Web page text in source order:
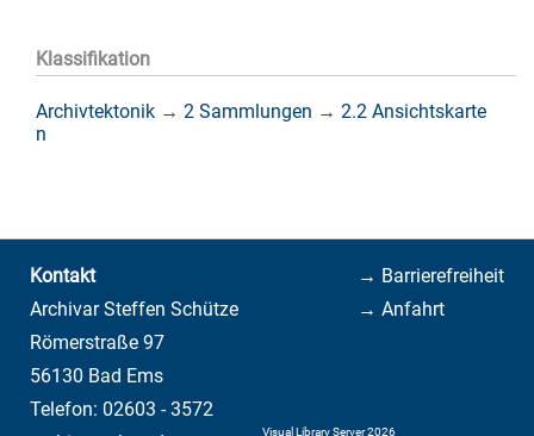
Klassifikation
Archivtektonik → 2 Sammlungen → 2.2 Ansichtskarte
n
→ Barrierefreiheit
→ Anfahrt
Kontakt
Archivar Steffen Schütze
Römerstraße 97
56130 Bad Ems
Telefon: 02603 - 3572
Visual Library Server 2026